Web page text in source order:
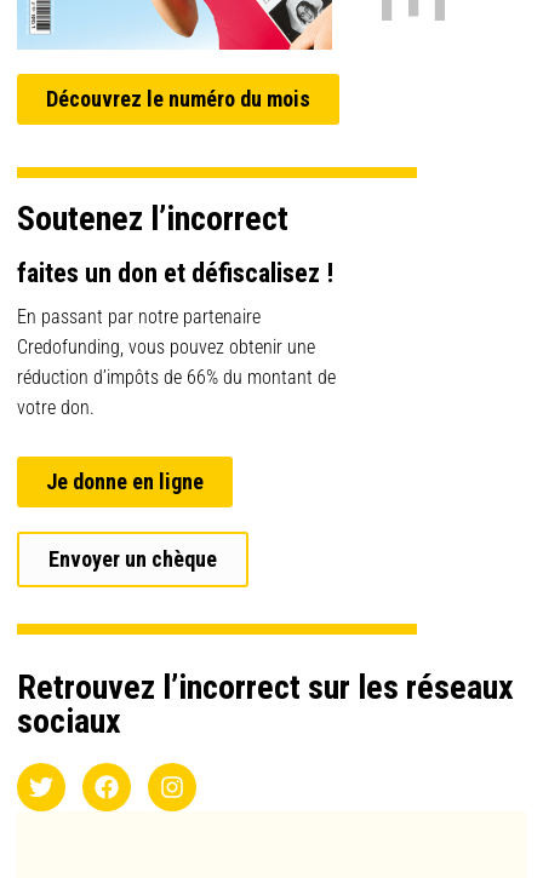
Découvrez le numéro du mois
Soutenez l’incorrect
faites un don et défiscalisez !
En passant par notre partenaire
Credofunding, vous pouvez obtenir une
réduction d’impôts de 66% du montant de
votre don.
Je donne en ligne
Envoyer un chèque
Retrouvez l’incorrect sur les réseaux
sociaux